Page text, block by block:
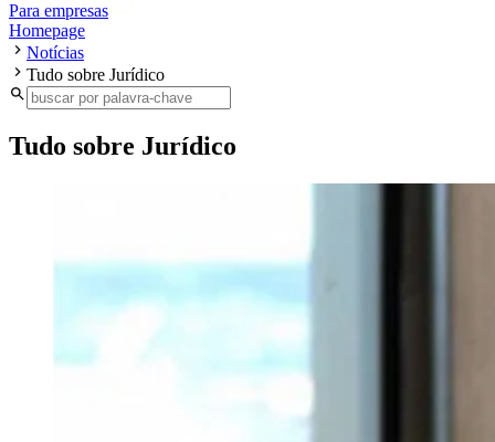
Para empresas
Homepage
Notícias
Tudo sobre Jurídico
Tudo sobre Jurídico